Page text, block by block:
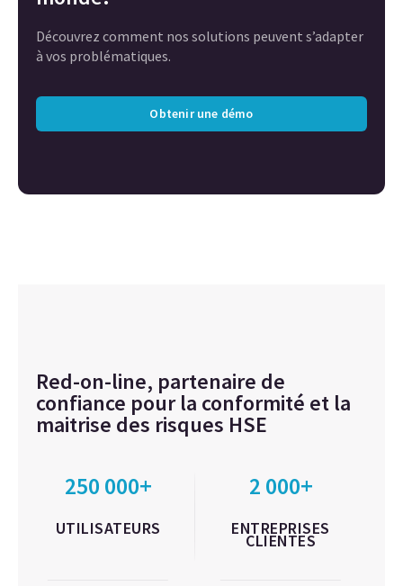
Découvrez comment nos solutions peuvent s’adapter
à vos problématiques.
Obtenir une démo
Red-on-line, partenaire de
confiance pour la conformité et la
maitrise des risques HSE
250 000+
UTILISATEURS
2 000+
ENTREPRISES
CLIENTES